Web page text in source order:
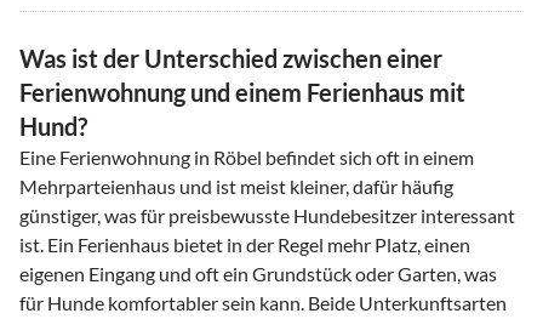
Was ist der Unterschied zwischen einer
Ferienwohnung und einem Ferienhaus mit
Hund?
Eine Ferienwohnung in Röbel befindet sich oft in einem
Mehrparteienhaus und ist meist kleiner, dafür häufig
günstiger, was für preisbewusste Hundebesitzer interessant
ist. Ein Ferienhaus bietet in der Regel mehr Platz, einen
eigenen Eingang und oft ein Grundstück oder Garten, was
für Hunde komfortabler sein kann. Beide Unterkunftsarten